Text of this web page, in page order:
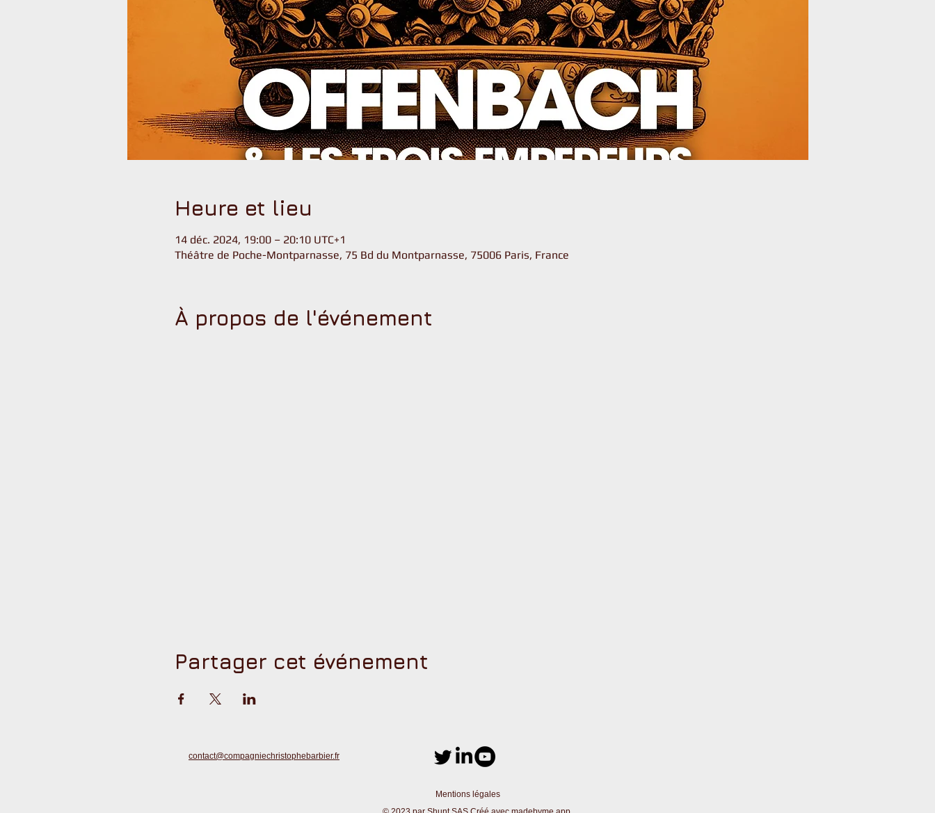
Heure et lieu
14 déc. 2024, 19:00 – 20:10 UTC+1
Théâtre de Poche-Montparnasse, 75 Bd du Montparnasse, 75006 Paris, France
À propos de l'événement
Partager cet événement
contact@compagniechristophebarbier.fr
Mentions légales